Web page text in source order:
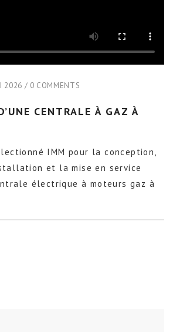
2026 0 COMMENTS
CENTRALE À GAZ À
IMM pour la conception,
et la mise en service
électrique à moteurs gaz à